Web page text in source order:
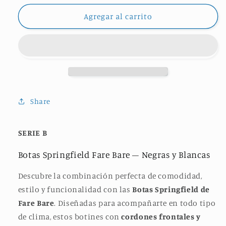
para
SPRINGFIELD
para
BOTAS
SPRINGFIELD
Agregar al carrito
Share
SERIE B
Botas Springfield Fare Bare – Negras y Blancas
Descubre la combinación perfecta de comodidad,
estilo y funcionalidad con lasBotas Springfield de
Fare Bare. Diseñadas para acompañarte en todo tipo
de clima, estos botines concordones frontales y